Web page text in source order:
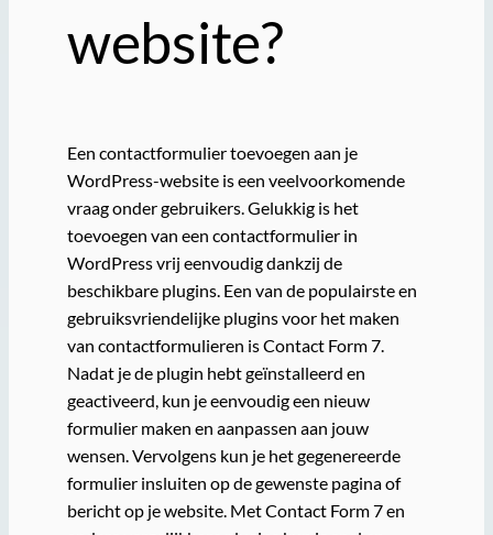
website?
Een contactformulier toevoegen aan je
WordPress-website is een veelvoorkomende
vraag onder gebruikers. Gelukkig is het
toevoegen van een contactformulier in
WordPress vrij eenvoudig dankzij de
beschikbare plugins. Een van de populairste en
gebruiksvriendelijke plugins voor het maken
van contactformulieren is Contact Form 7.
Nadat je de plugin hebt geïnstalleerd en
geactiveerd, kun je eenvoudig een nieuw
formulier maken en aanpassen aan jouw
wensen. Vervolgens kun je het gegenereerde
formulier insluiten op de gewenste pagina of
bericht op je website. Met Contact Form 7 en